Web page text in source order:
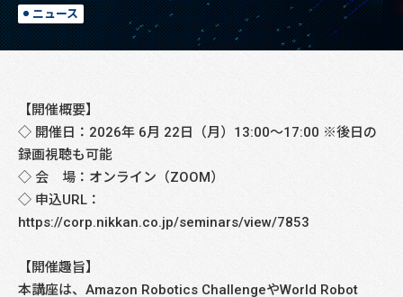
ニュース
【開催概要】
◇ 開催日：2026年 6月 22日（月）13:00～17:00 ※後日の
録画視聴も可能
◇ 会 場：オンライン（ZOOM）
◇ 申込URL：
https://corp.nikkan.co.jp/seminars/view/7853
【開催趣旨】
本講座は、Amazon Robotics ChallengeやWorld Robot